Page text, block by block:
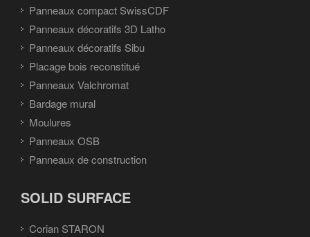
Panneaux compact SwissCDF
Panneaux décoratifs 3D Latho
Panneaux décoratifs Sibu
Placage bois reconstitué
Panneaux Valchromat
Bardage mural
Moulures
Panneaux OSB
Panneaux de construction
SOLID SURFACE
Corian STARON